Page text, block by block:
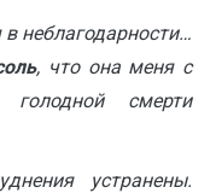
неблагодарности…
, что она меня с
смерти
устранены.